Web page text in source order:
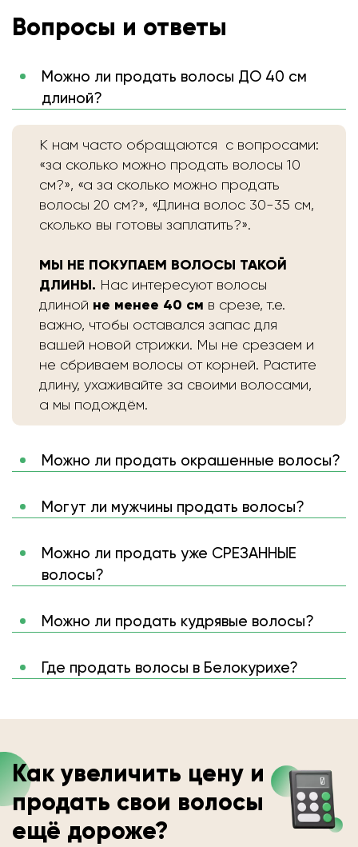
Вопросы и ответы
Можно ли продать волосы ДО 40 см
длиной?
К нам часто обращаются с вопросами:
«за сколько можно продать волосы 10
см?», «а за сколько можно продать
волосы 20 см?», «Длина волос 30-35 см,
сколько вы готовы заплатить?».
МЫ НЕ ПОКУПАЕМ ВОЛОСЫ ТАКОЙ
ДЛИНЫ. Нас интересуют волосы
длиной не менее 40 см в срезе, т.е.
важно, чтобы оставался запас для
вашей новой стрижки. Мы не срезаем и
не сбриваем волосы от корней. Растите
длину, ухаживайте за своими волосами,
а мы подождём.
Можно ли продать окрашенные волосы?
Могут ли мужчины продать волосы?
Можно ли продать уже СРЕЗАННЫЕ
волосы?
Можно ли продать кудрявые волосы?
Где продать волосы в Белокурихе?
Как увеличить цену и
продать свои волосы
ещё дороже?